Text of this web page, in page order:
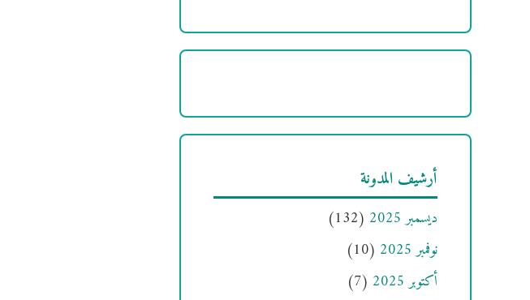
أرشيف المدونة
ديسمبر 2025
(132)
نوفمبر 2025
(10)
أكتوبر 2025
(7)